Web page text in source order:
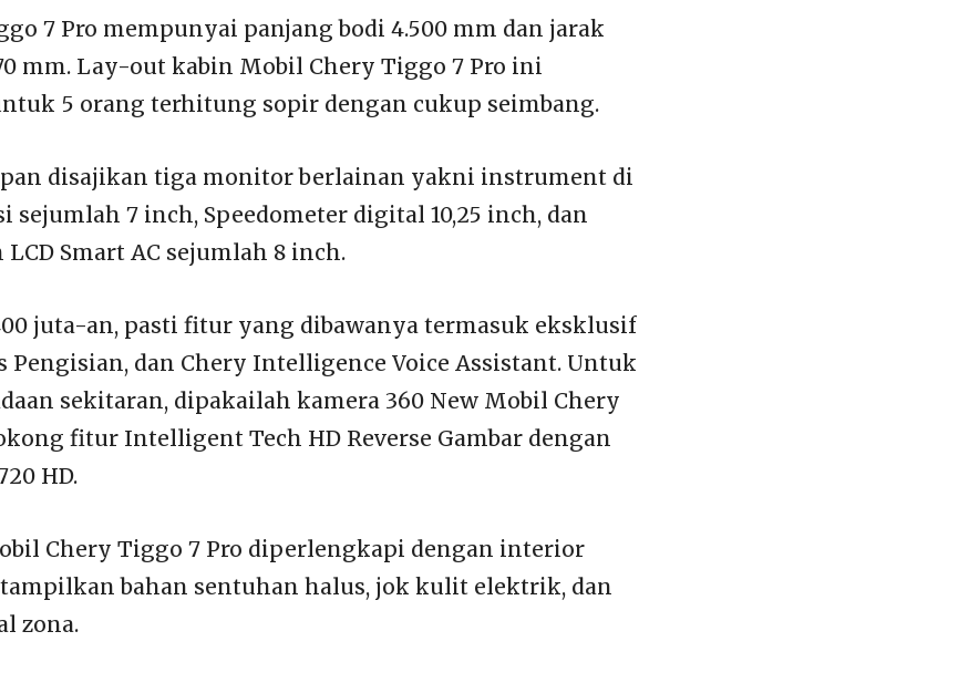
7 Pro mempunyai panjang bodi 4.500 mm dan jarak
mm. Lay-out kabin Mobil Chery Tiggo 7 Pro ini
5 orang terhitung sopir dengan cukup seimbang.
disajikan tiga monitor berlainan yakni instrument di
sejumlah 7 inch, Speedometer digital 10,25 inch, dan
Smart AC sejumlah 8 inch.
juta-an, pasti fitur yang dibawanya termasuk eksklusif
Pengisian, dan Chery Intelligence Voice Assistant. Untuk
sekitaran, dipakailah kamera 360 New Mobil Chery
fitur Intelligent Tech HD Reverse Gambar dengan
HD.
Chery Tiggo 7 Pro diperlengkapi dengan interior
bahan sentuhan halus, jok kulit elektrik, dan
zona.